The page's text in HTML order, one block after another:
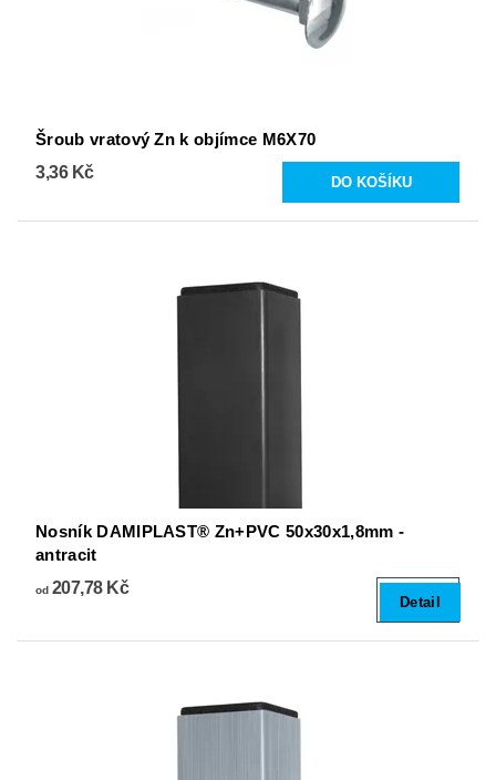
Šroub vratový Zn k objímce M6X70
3,36 Kč
Nosník DAMIPLAST® Zn+PVC 50x30x1,8mm -
antracit
od207,78 Kč
Detail